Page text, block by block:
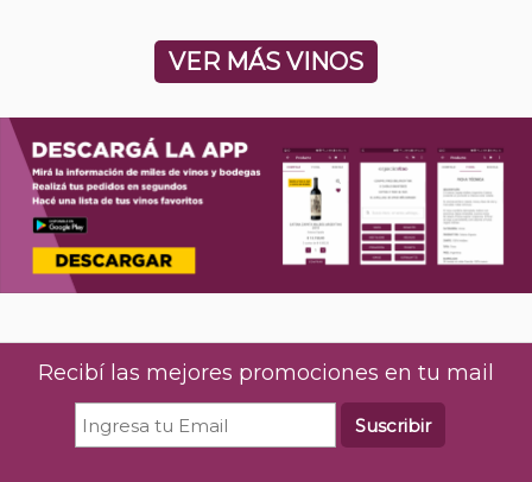
VER MÁS VINOS
Recibí las mejores promociones en tu mail
Suscribir